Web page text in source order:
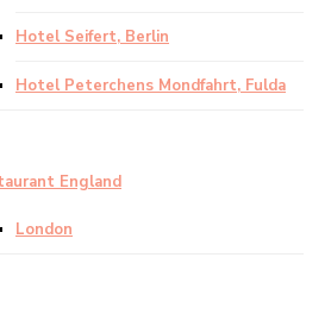
Hotel Seifert, Berlin
Hotel Peterchens Mondfahrt, Fulda
England
London